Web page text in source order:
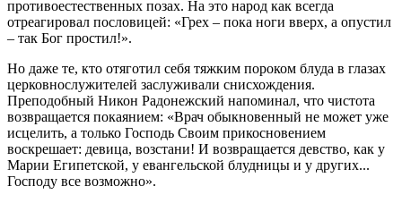
противоестественных позах. На это народ как всегда
отреагировал пословицей: «Грех – пока ноги вверх, а опустил
– так Бог простил!».
Но даже те, кто отяготил себя тяжким пороком блуда в глазах
церковнослужителей заслуживали снисхождения.
Преподобный Никон Радонежский напоминал, что чистота
возвращается покаянием: «Врач обыкновенный не может уже
исцелить, а только Господь Своим прикосновением
воскрешает: девица, возстани! И возвращается девство, как у
Марии Египетской, у евангельской блудницы и у других...
Господу все возможно».